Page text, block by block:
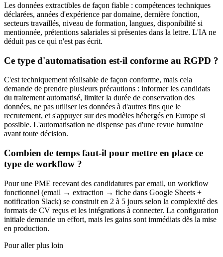
Les données extractibles de façon fiable : compétences techniques
déclarées, années d'expérience par domaine, dernière fonction,
secteurs travaillés, niveau de formation, langues, disponibilité si
mentionnée, prétentions salariales si présentes dans la lettre. L'IA ne
déduit pas ce qui n'est pas écrit.
Ce type d'automatisation est-il conforme au RGPD ?
C'est techniquement réalisable de façon conforme, mais cela
demande de prendre plusieurs précautions : informer les candidats
du traitement automatisé, limiter la durée de conservation des
données, ne pas utiliser les données à d'autres fins que le
recrutement, et s'appuyer sur des modèles hébergés en Europe si
possible. L'automatisation ne dispense pas d'une revue humaine
avant toute décision.
Combien de temps faut-il pour mettre en place ce
type de workflow ?
Pour une PME recevant des candidatures par email, un workflow
fonctionnel (email → extraction → fiche dans Google Sheets +
notification Slack) se construit en 2 à 5 jours selon la complexité des
formats de CV reçus et les intégrations à connecter. La configuration
initiale demande un effort, mais les gains sont immédiats dès la mise
en production.
Pour aller plus loin